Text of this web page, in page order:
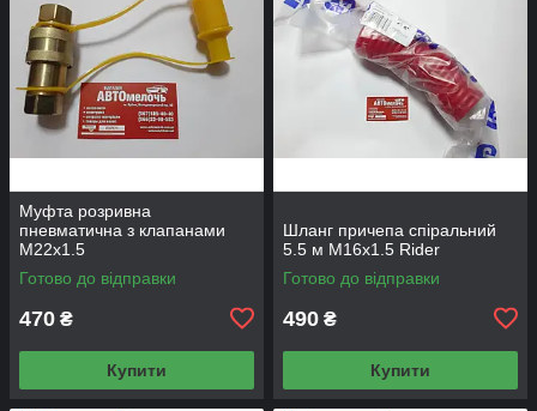
Муфта розривна
пневматична з клапанами
М22х1.5
Готово до відправки
470 ₴
Купити
Шланг причепа спіральний
5.5 м М16x1.5 Rider
Готово до відправки
490 ₴
Купити